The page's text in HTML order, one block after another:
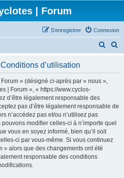
| Forum
Connexion
S’enregistrer
r
h
e
d’utilisation
» (désigné ci-après par « nous »,
| Forum », « https://www.cyclos-
d’être légalement responsable des
pas d’être légalement responsable de
n’accédez pas et/ou n’utilisez pas
modifier celles-ci à n’importe quel
vous en soyez informé, bien qu’il soit
ci par vous-même. Si vous continuez
» alors que des changements ont été
responsable des conditions